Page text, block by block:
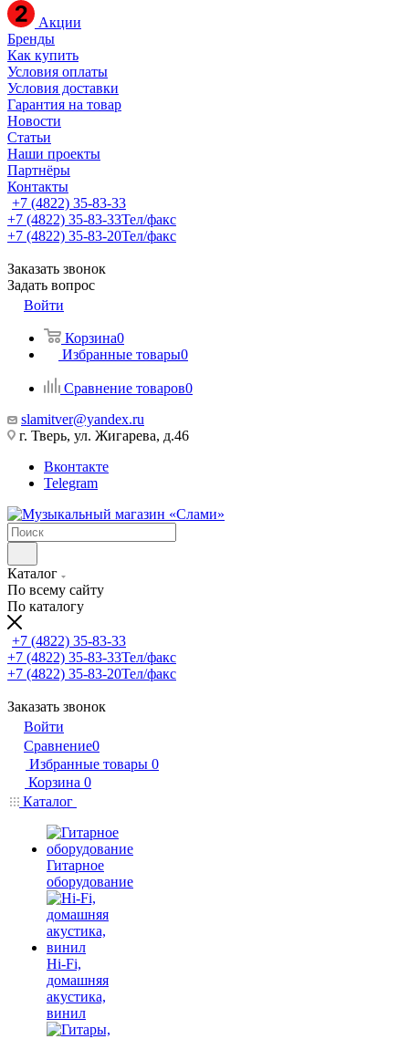
Акции
Бренды
Как купить
Условия оплаты
Условия доставки
Гарантия на товар
Новости
Статьи
Наши проекты
Партнёры
Контакты
+7 (4822) 35-83-33
+7 (4822) 35-83-33Тел/факс
+7 (4822) 35-83-20Тел/факс
Заказать звонок
Задать вопрос
Войти
Корзина0
Избранные товары0
Сравнение товаров0
slamitver@yandex.ru
г. Тверь, ул. Жигарева, д.46
Вконтакте
Telegram
Каталог
По всему сайту
По каталогу
+7 (4822) 35-83-33
+7 (4822) 35-83-33Тел/факс
+7 (4822) 35-83-20Тел/факс
Заказать звонок
Войти
Сравнение0
Избранные товары 0
Корзина 0
Каталог
Гитарное
оборудование
Hi-Fi,
домашняя
акустика,
винил